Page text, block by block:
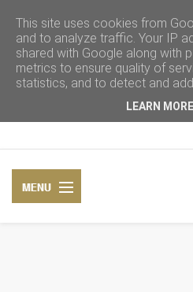
This site uses cookies from
and to analyze traffic. Your IP
shared with Google along with
metrics to ensure quality of
statistics, and to detect and
LEARN MORE